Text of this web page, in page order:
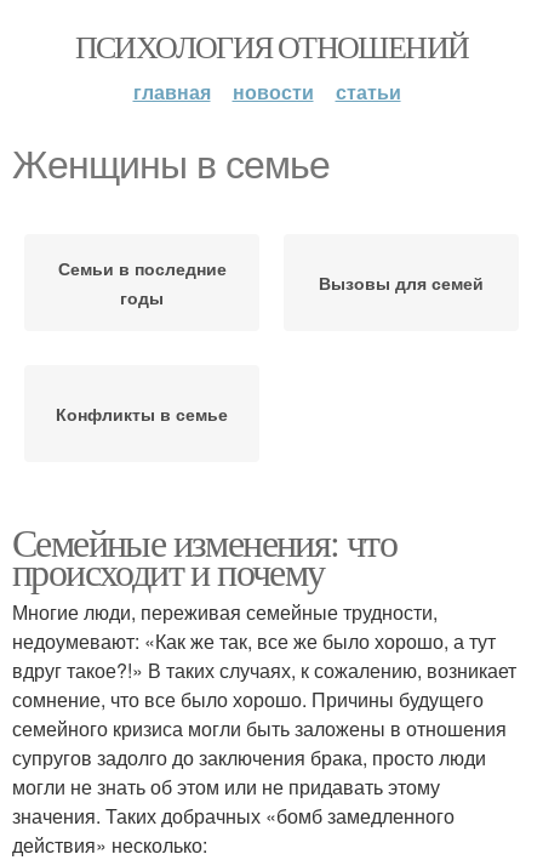
ПСИХОЛОГИЯ ОТНОШЕНИЙ
главная новости статьи
Женщины в семье
Семьи в последние
годы
Вызовы для семей
Конфликты в семье
Семейные изменения: что
происходит и почему
Многие люди, переживая семейные трудности,
недоумевают: «Как же так, все же было хорошо, а тут
вдруг такое?!» В таких случаях, к сожалению, возникает
сомнение, что все было хорошо. Причины будущего
семейного кризиса могли быть заложены в отношения
супругов задолго до заключения брака, просто люди
могли не знать об этом или не придавать этому
значения. Таких добрачных «бомб замедленного
действия» несколько: